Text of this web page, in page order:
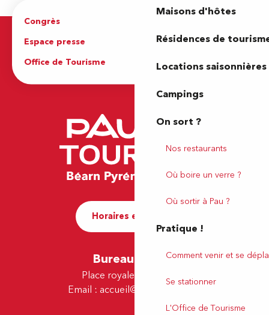
Maisons d'hôtes
Résidences de
Locations saisonnières
Campings
On sort ?
Nos restaurants
Où boire un verre ?
Où sortir à Pau ?
Pratique !
Comment venir et se
Se stationner
L'Office de Tourisme
Congrès
Espace presse
Brochures
Office de Tourisme
Horaires et contact
Bureau de Pau
Place royale - 64000 Pau
Email : accueil@tourismepau.fr